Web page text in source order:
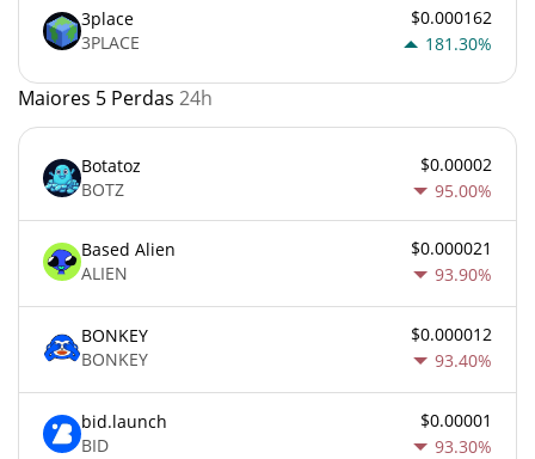
3place
3PLACE
$0.000162
181.30%
Maiores 5 Perdas 24h
Botatoz
BOTZ
$0.00002
95.00%
Based Alien
ALIEN
$0.000021
93.90%
BONKEY
BONKEY
$0.000012
93.40%
bid.launch
BID
$0.00001
93.30%